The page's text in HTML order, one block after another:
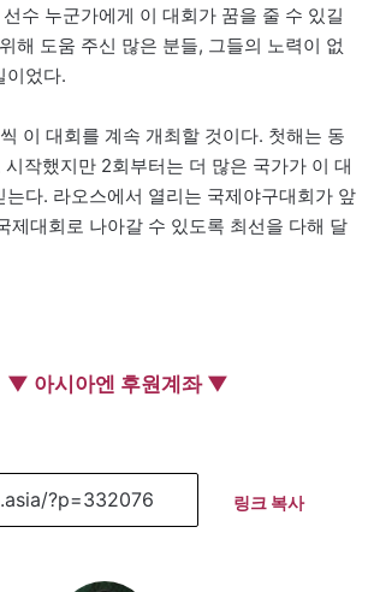
수 누군가에게 이 대회가 꿈을 줄 수 있길
해 도움 주신 많은 분들, 그들의 노력이 없
이었다.
이 대회를 계속 개최할 것이다. 첫해는 동
작했지만 2회부터는 더 많은 국가가 이 대
는다. 라오스에서 열리는 국제야구대회가 앞
제대회로 나아갈 수 있도록 최선을 다해 달
▼ 아시아엔 후원계좌 ▼
링크 복사